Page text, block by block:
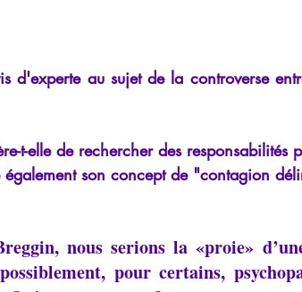
d'experte au sujet de la controverse
t-elle de rechercher des responsabilités
son concept de "contagion
nous serions la «proie»
pour certains,